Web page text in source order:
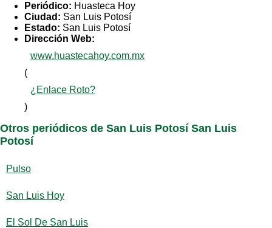
Periódico: Huasteca Hoy
Ciudad: San Luis Potosí
Estado: San Luis Potosí
Dirección Web:
www.huastecahoy.com.mx
(
¿Enlace Roto?
)
Otros periódicos de San Luis Potosí San Luis
Potosí
Pulso
San Luis Hoy
El Sol De San Luis